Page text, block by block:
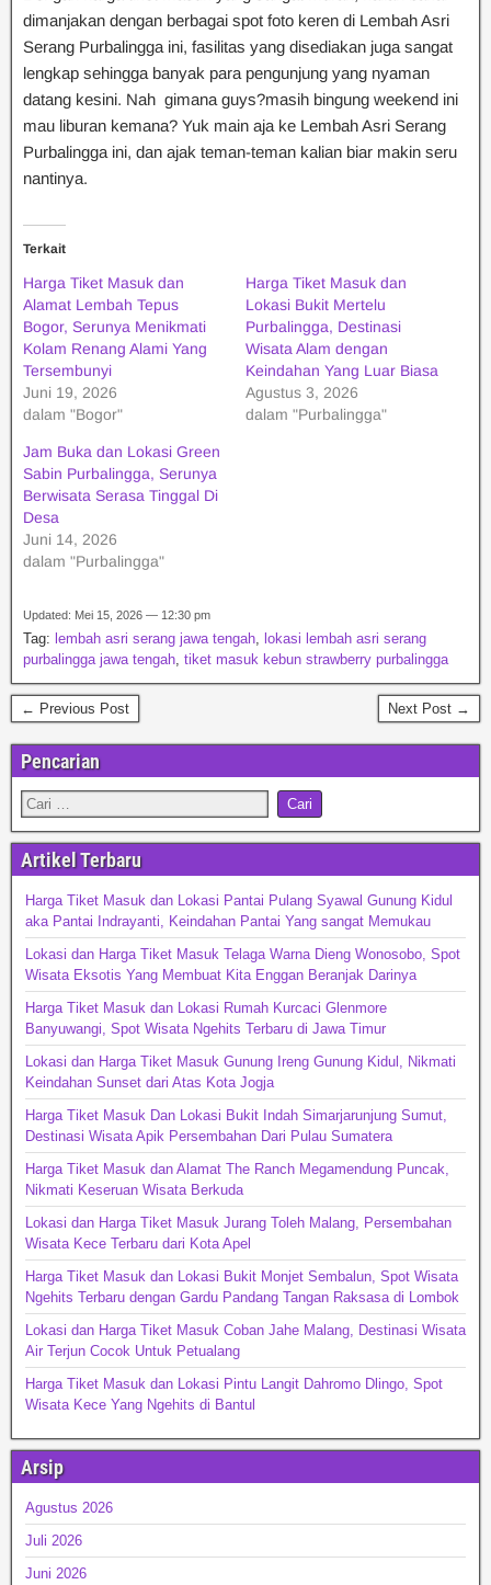
dimanjakan dengan berbagai spot foto keren di Lembah Asri
Serang Purbalingga ini, fasilitas yang disediakan juga sangat
lengkap sehingga banyak para pengunjung yang nyaman
datang kesini. Nah gimana guys?masih bingung weekend ini
mau liburan kemana? Yuk main aja ke Lembah Asri Serang
Purbalingga ini, dan ajak teman-teman kalian biar makin seru
nantinya.
Terkait
Harga Tiket Masuk dan
Alamat Lembah Tepus
Bogor, Serunya Menikmati
Kolam Renang Alami Yang
Tersembunyi
Juni 19, 2026
dalam "Bogor"
Harga Tiket Masuk dan
Lokasi Bukit Mertelu
Purbalingga, Destinasi
Wisata Alam dengan
Keindahan Yang Luar Biasa
Agustus 3, 2026
dalam "Purbalingga"
Jam Buka dan Lokasi Green
Sabin Purbalingga, Serunya
Berwisata Serasa Tinggal Di
Desa
Juni 14, 2026
dalam "Purbalingga"
Updated: Mei 15, 2026 — 12:30 pm
Tag: lembah asri serang jawa tengah, lokasi lembah asri serang
purbalingga jawa tengah, tiket masuk kebun strawberry purbalingga
← Previous Post Next Post →
Pencarian
Artikel Terbaru
Harga Tiket Masuk dan Lokasi Pantai Pulang Syawal Gunung Kidul
aka Pantai Indrayanti, Keindahan Pantai Yang sangat Memukau
Lokasi dan Harga Tiket Masuk Telaga Warna Dieng Wonosobo, Spot
Wisata Eksotis Yang Membuat Kita Enggan Beranjak Darinya
Harga Tiket Masuk dan Lokasi Rumah Kurcaci Glenmore
Banyuwangi, Spot Wisata Ngehits Terbaru di Jawa Timur
Lokasi dan Harga Tiket Masuk Gunung Ireng Gunung Kidul, Nikmati
Keindahan Sunset dari Atas Kota Jogja
Harga Tiket Masuk Dan Lokasi Bukit Indah Simarjarunjung Sumut,
Destinasi Wisata Apik Persembahan Dari Pulau Sumatera
Harga Tiket Masuk dan Alamat The Ranch Megamendung Puncak,
Nikmati Keseruan Wisata Berkuda
Lokasi dan Harga Tiket Masuk Jurang Toleh Malang, Persembahan
Wisata Kece Terbaru dari Kota Apel
Harga Tiket Masuk dan Lokasi Bukit Monjet Sembalun, Spot Wisata
Ngehits Terbaru dengan Gardu Pandang Tangan Raksasa di Lombok
Lokasi dan Harga Tiket Masuk Coban Jahe Malang, Destinasi Wisata
Air Terjun Cocok Untuk Petualang
Harga Tiket Masuk dan Lokasi Pintu Langit Dahromo Dlingo, Spot
Wisata Kece Yang Ngehits di Bantul
Arsip
Agustus 2026
Juli 2026
Juni 2026